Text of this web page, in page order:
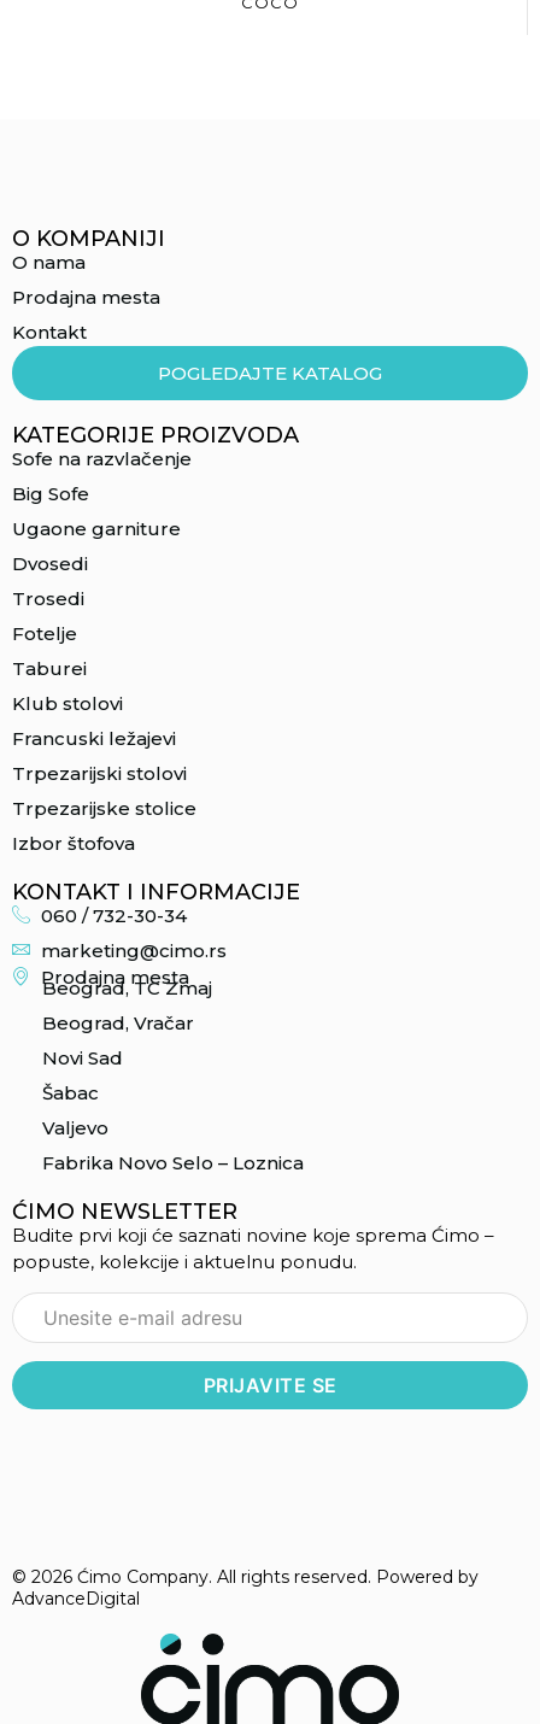
O KOMPANIJI
O nama
Prodajna mesta
Kontakt
POGLEDAJTE KATALOG
KATEGORIJE PROIZVODA
Sofe na razvlačenje
Big Sofe
Ugaone garniture
Dvosedi
Trosedi
Fotelje
Taburei
Klub stolovi
Francuski ležajevi
Trpezarijski stolovi
Trpezarijske stolice
Izbor štofova
KONTAKT I INFORMACIJE
060 / 732-30-34
marketing@cimo.rs
Prodajna mesta
Beograd, TC Zmaj
Beograd, Vračar
Novi Sad
Šabac
Valjevo
Fabrika Novo Selo – Loznica
ĆIMO NEWSLETTER
Budite prvi koji će saznati novine koje sprema Ćimo –
popuste, kolekcije i aktuelnu ponudu.
© 2026 Ćimo Company. All rights reserved. Powered by
AdvanceDigital